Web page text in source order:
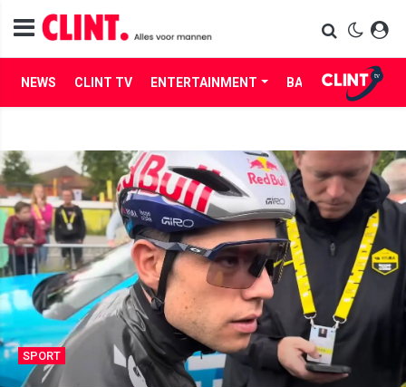
NEWS CLINT TV ENTERTAINMENT BABES LIFE
SPORT